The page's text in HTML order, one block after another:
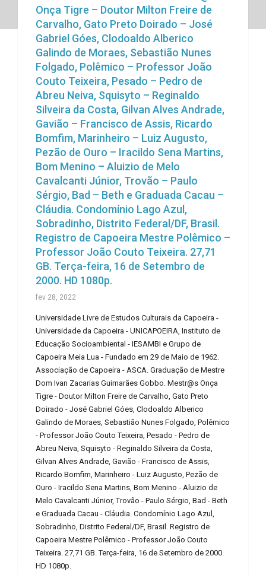
Onça Tigre – Doutor Milton Freire de
Carvalho, Gato Preto Doirado – José
Gabriel Góes, Clodoaldo Alberico
Galindo de Moraes, Sebastião Nunes
Folgado, Polêmico – Professor João
Couto Teixeira, Pesado – Pedro de
Abreu Neiva, Squisyto – Reginaldo
Silveira da Costa, Gilvan Alves Andrade,
Gavião – Francisco de Assis, Ricardo
Bomfim, Marinheiro – Luiz Augusto,
Pezão de Ouro – Iracildo Sena Martins,
Bom Menino – Aluizio de Melo
Cavalcanti Júnior, Trovão – Paulo
Sérgio, Bad – Beth e Graduada Cacau –
Cláudia. Condomínio Lago Azul,
Sobradinho, Distrito Federal/DF, Brasil.
Registro de Capoeira Mestre Polêmico –
Professor João Couto Teixeira. 27,71
GB. Terça-feira, 16 de Setembro de
2000. HD 1080p.
fev 28, 2022
Universidade Livre de Estudos Culturais da Capoeira -
Universidade da Capoeira - UNICAPOEIRA, Instituto de
Educação Socioambiental - IESAMBI e Grupo de
Capoeira Meia Lua - Fundado em 29 de Maio de 1962.
Associação de Capoeira - ASCA. Graduação de Mestre
Dom Ivan Zacarias Guimarães Gobbo. Mestr@s Onça
Tigre - Doutor Milton Freire de Carvalho, Gato Preto
Doirado - José Gabriel Góes, Clodoaldo Alberico
Galindo de Moraes, Sebastião Nunes Folgado, Polêmico
- Professor João Couto Teixeira, Pesado - Pedro de
Abreu Neiva, Squisyto - Reginaldo Silveira da Costa,
Gilvan Alves Andrade, Gavião - Francisco de Assis,
Ricardo Bomfim, Marinheiro - Luiz Augusto, Pezão de
Ouro - Iracildo Sena Martins, Bom Menino - Aluizio de
Melo Cavalcanti Júnior, Trovão - Paulo Sérgio, Bad - Beth
e Graduada Cacau - Cláudia. Condomínio Lago Azul,
Sobradinho, Distrito Federal/DF, Brasil. Registro de
Capoeira Mestre Polêmico - Professor João Couto
Teixeira. 27,71 GB. Terça-feira, 16 de Setembro de 2000.
HD 1080p.